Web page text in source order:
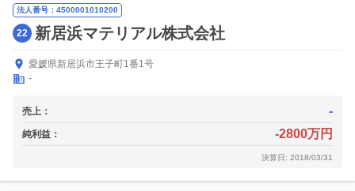
法人番号：4500001010200
22 新居浜マテリアル株式会社
愛媛県新居浜市王子町1番1号
-
売上： -
純利益： -2800万円
決算日: 2018/03/31